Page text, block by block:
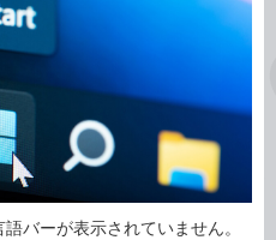
バーが表示されていません。